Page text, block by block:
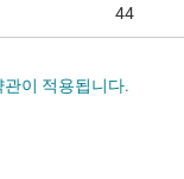
44
이 적용됩니다.